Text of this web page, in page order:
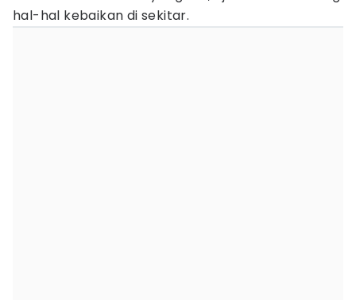
hal-hal kebaikan di sekitar.